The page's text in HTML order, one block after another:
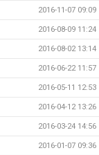
2016-11-07 09:09
2016-08-09 11:24
2016-08-02 13:14
2016-06-22 11:57
2016-05-11 12:53
2016-04-12 13:26
2016-03-24 14:56
2016-01-07 09:36